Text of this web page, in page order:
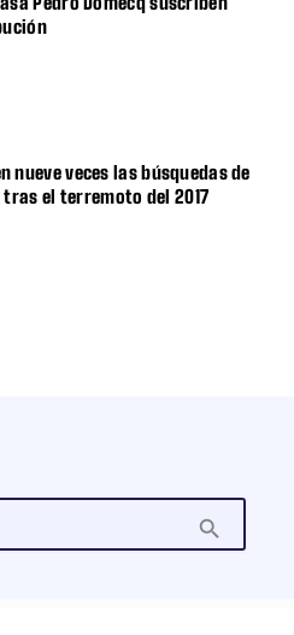
nueve veces las búsquedas de
tras el terremoto del 2017
search